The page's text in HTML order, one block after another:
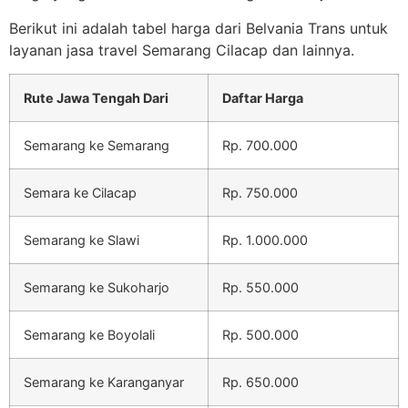
Berikut ini adalah tabel harga dari Belvania Trans untuk
layanan jasa travel Semarang Cilacap dan lainnya.
Rute Jawa Tengah Dari Daftar Harga
Semarang ke Semarang Rp. 700.000
Semara ke Cilacap Rp. 750.000
Semarang ke Slawi Rp. 1.000.000
Semarang ke Sukoharjo Rp. 550.000
Semarang ke Boyolali Rp. 500.000
Semarang ke Karanganyar Rp. 650.000